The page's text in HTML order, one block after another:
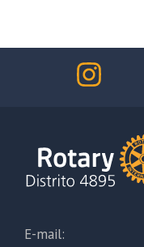
E-mail: